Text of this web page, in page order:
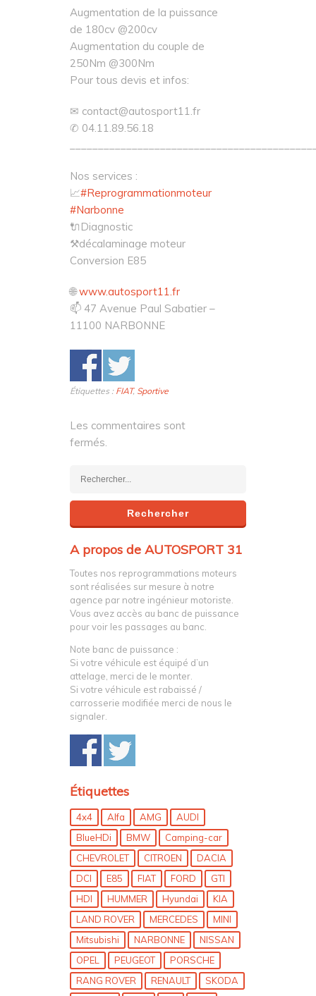
Augmentation de la puissance
de 180cv @200cv
Augmentation du couple de
250Nm @300Nm
Pour tous devis et infos:
✉ contact@autosport11.fr
✆ 04.11.89.56.18
Nos services :
📈#Reprogrammationmoteur
#Narbonne
🔌Diagnostic
⚒décalaminage moteur
Conversion E85
🌐www.autosport11.fr
📫 47 Avenue Paul Sabatier –
11100 NARBONNE
Étiquettes : FIAT, Sportive
Les commentaires sont
fermés.
A propos de AUTOSPORT 31
Toutes nos reprogrammations moteurs
sont réalisées sur mesure à notre
agence par notre ingénieur motoriste.
Vous avez accès au banc de puissance
pour voir les passages au banc.
Note banc de puissance :
Si votre véhicule est équipé d’un
attelage, merci de le monter.
Si votre véhicule est rabaissé /
carrosserie modifiée merci de nous le
signaler.
Étiquettes
4x4 Alfa AMG
AUDI
BlueHDi
BMW
Camping-car
CHEVROLET
CITROEN
DACIA
DCI
E85 FIAT FORD
GTI
HDI
HUMMER Hyundai
KIA
LAND ROVER
MERCEDES
MINI
Mitsubishi
NARBONNE
NISSAN
OPEL
PEUGEOT
PORSCHE
RANG ROVER
RENAULT
SKODA